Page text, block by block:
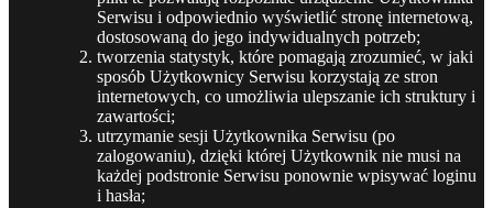
Serwisu i odpowiednio wyświetlić stronę internetową,
dostosowaną do jego indywidualnych potrzeb;
tworzenia statystyk, które pomagają zrozumieć, w jaki
sposób Użytkownicy Serwisu korzystają ze stron
internetowych, co umożliwia ulepszanie ich struktury i
zawartości;
utrzymanie sesji Użytkownika Serwisu (po
zalogowaniu), dzięki której Użytkownik nie musi na
każdej podstronie Serwisu ponownie wpisywać loginu
i hasła;